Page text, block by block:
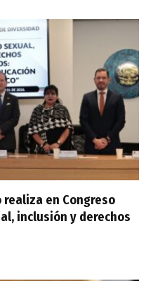
en Congreso
inclusión y derechos